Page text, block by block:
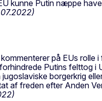
kunne Putin næppe
på EUs
Putins felttog
borgerkrig
af freden efter Anden